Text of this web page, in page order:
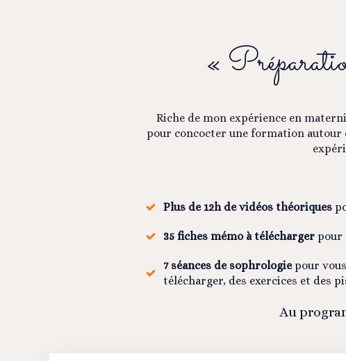
«
Riche de mon expérience en
pour concocter une formation autour
Plus de 12h de vidéos théoriques
35 fiches mémo à télécharger pour
7 séances de sophrologiepour
télécharger, des exercices et des
Au